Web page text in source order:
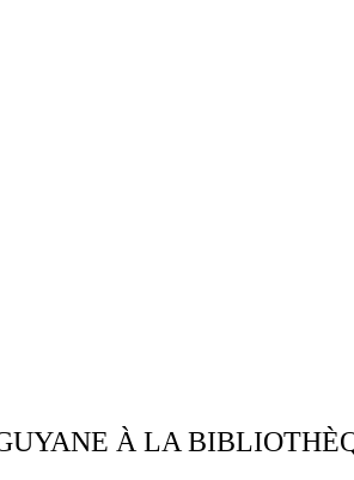
À LA